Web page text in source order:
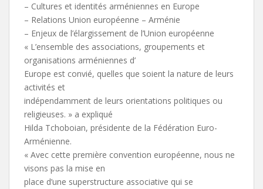
– Cultures et identités arméniennes en Europe
– Relations Union européenne – Arménie
– Enjeux de l’élargissement de l’Union européenne
« L’ensemble des associations, groupements et
organisations arméniennes d’
Europe est convié, quelles que soient la nature de leurs
activités et
indépendamment de leurs orientations politiques ou
religieuses. » a expliqué
Hilda Tchoboian, présidente de la Fédération Euro-
Arménienne.
« Avec cette première convention européenne, nous ne
visons pas la mise en
place d’une superstructure associative qui se